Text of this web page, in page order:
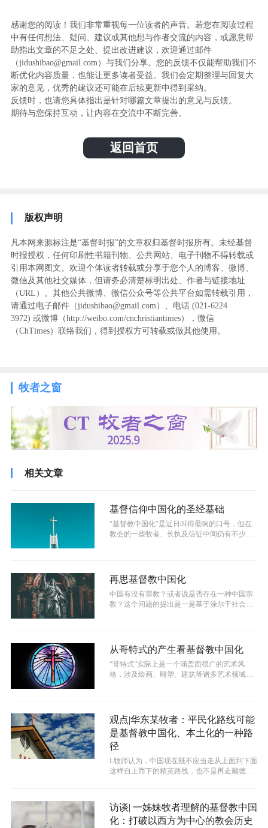
感谢您的阅读！我们非常重视每一位读者的声音。若您在阅读过程
中有任何想法、疑问、建议或其他想与作者交流的内容，或愿意帮
助指出文章的不足之处、提出改进建议，欢迎通过邮件
（jidushibao@gmail.com）与我们分享。您的反馈不仅能帮助我们不
断优化内容质量，也能让更多读者受益。我们会定期整理与回复大
家的意见，优秀的建议还可能在后续更新中得到采纳。
反馈时，也请您具体指出是针对哪篇文章提出的意见与反馈。
期待与您保持互动，让内容在交流中不断完善。
返回首页
版权声明
凡本网来源标注是“基督时报”的文章权归基督时报所有。未经基督
时报授权，任何印刷性书籍刊物、公共网站、电子刊物不得转载或
引用本网图文。欢迎个体读者转载或分享于您个人的博客、微博、
微信及其他社交媒体，但请务必清楚标明出处、作者与链接地址
（URL）。其他公共微博、微信公众号等公共平台如需转载引用，
请通过电子邮件（jidushibao@gmail.com）、电话 (021-6224
3972) ‬或微博（http://weibo.com/cnchristiantimes），微信
（ChTimes）联络我们，得到授权方可转载或做其他使用。
牧者之窗
相关文章
基督信仰中国化的圣经基础
“基督教中国化”是近日叫得最响的口号，但在
教会的一些牧者、长执及信徒中间仍有不少疑
再思基督教中国化
中国有没有宗教？或者说是否存在一种中国宗
教？这个问题的提出是一是基于涂尔干社会学
从哥特式的产生看基督教中国化
​“哥特式”实际上是一个涵盖面很广的艺术风
格，涉及绘画、雕塑、建筑等诸多艺术领域。
观点|华东某牧者：平民化路线可能
是基督教中国化、本土化的一种路
径
L牧师认为，中国现在既不应当走从上面到下面
这样自上而下的精英路线，也不是再走戴德生
访谈| 一姊妹牧者理解的基督教中国
化：打破以西方为中心的教会历史